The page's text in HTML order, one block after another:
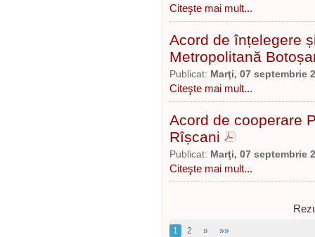
Citeşte mai mult...
Acord de înțelegere
Metropolitană
Publicat: Marţi, 07 septembrie
Citeşte mai mult...
Acord de cooperare
Rîșcani
Publicat: Marţi, 07 septembrie
Citeşte mai mult...
1 2 » »»